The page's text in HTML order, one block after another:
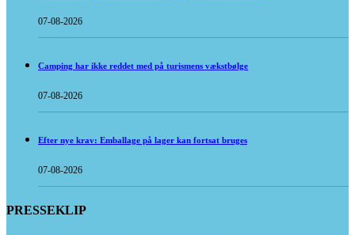
07-08-2026
Camping har ikke reddet med på turismens vækstbølge
07-08-2026
Efter nye krav: Emballage på lager kan fortsat bruges
07-08-2026
PRESSEKLIP